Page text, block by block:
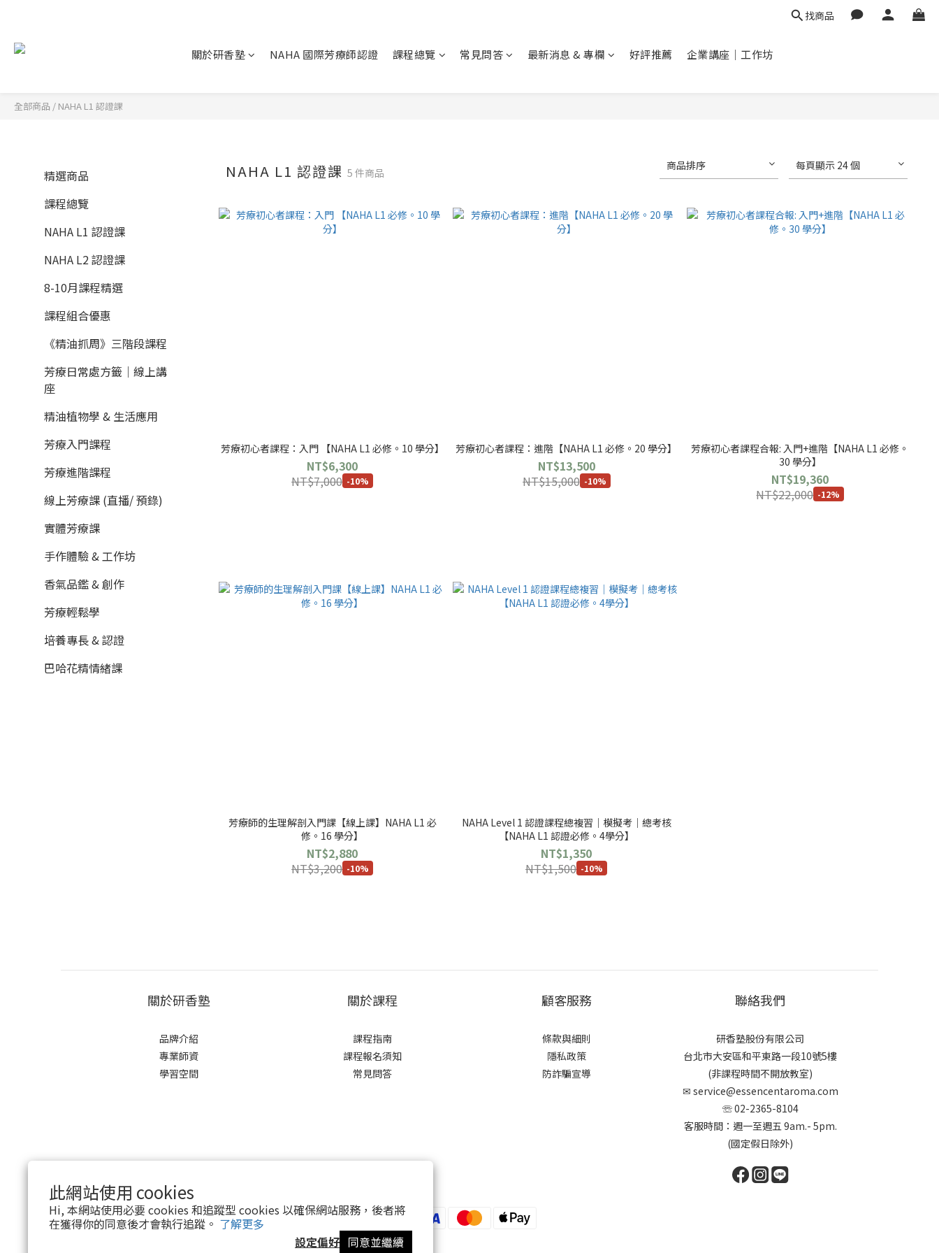
此網站使用 cookies
Hi, 本網站使用必要 cookies 和追蹤型 cookies 以確保網站服務，後者將
在獲得你的同意後才會執行追蹤。 了解更多
設定偏好 同意並繼續
找商品
關於研香塾 NAHA 國際芳療師認證 課程總覽 常見問答 最新消息 & 專欄 好評推薦 企業講座｜工作坊
全部商品 / NAHA L1 認證課
精選商品
課程總覽
NAHA L1 認證課
NAHA L2 認證課
8-10月課程精選
課程組合優惠
《精油抓周》三階段課程
芳療日常處方籤｜線上講
座
精油植物學 & 生活應用
芳療入門課程
芳療進階課程
線上芳療課 (直播/ 預錄)
實體芳療課
手作體驗 & 工作坊
香氣品鑑 & 創作
芳療輕鬆學
培養專長 & 認證
巴哈花精情緒課
NAHA L1 認證課5 件商品
商品排序 每頁顯示 24 個
芳療初心者課程：入門 【NAHA L1 必修。10 學分】
NT$6,300
NT$7,000 -10%
芳療初心者課程：進階【NAHA L1 必修。20 學分】
NT$13,500
NT$15,000 -10%
芳療初心者課程合報: 入門+進階【NAHA L1 必修。
30 學分】
NT$19,360
NT$22,000 -12%
芳療師的生理解剖入門課【線上課】NAHA L1 必
修。16 學分】
NT$2,880
NT$3,200 -10%
NAHA Level 1 認證課程總複習｜模擬考｜總考核
【NAHA L1 認證必修。4學分】
NT$1,350
NT$1,500 -10%
關於研香塾
品牌介紹
專業師資
學習空間
關於課程
課程指南
課程報名須知
常見問答
顧客服務
條款與細則
隱私政策
防詐騙宣導
聯絡我們
研香塾股份有限公司
台北市大安區和平東路一段10號5樓
(非課程時間不開放教室)
✉ service@essencentaroma.com
☏ 02-2365-8104
客服時間：週一至週五 9am.- 5pm.
(國定假日除外)